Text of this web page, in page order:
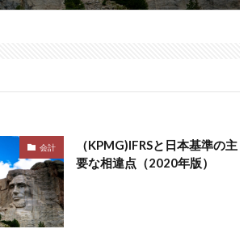
会計
（KPMG)IFRSと日本基準の主
要な相違点（2020年版）